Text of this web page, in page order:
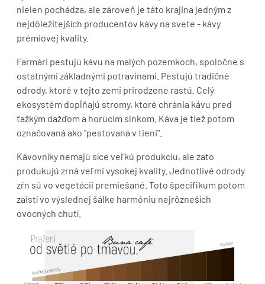
nielen pochádza, ale zároveň je táto krajina jedným z
nejdôležitejších producentov kávy na svete - kávy
prémiovej kvality.
Farmári pestujú kávu na malých pozemkoch, spoločne s
ostatnými základnými potravinami. Pestujú tradičné
odrody, ktoré v tejto zemi prirodzene rastú. Celý
ekosystém dopĺňajú stromy, ktoré chránia kávu pred
ťažkým dažďom a horúcim slnkom. Káva je tiež potom
označovaná ako "pestovaná v tieni".
Kávovníky nemajú síce veľkú produkciu, ale zato
produkujú zrná veľmi vysokej kvality. Jednotlivé odrody
zŕn sú vo vegetácii premiešané. Toto špecifikum potom
zaistí vo výslednej šálke harmóniu nejrôzneších
ovocných chutí.